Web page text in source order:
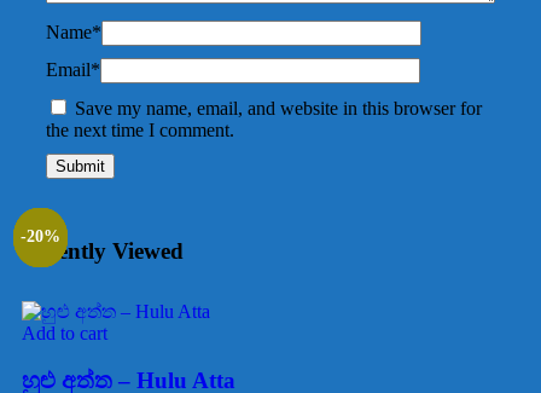
Name*
Email*
Save my name, email, and website in this browser for
the next time I comment.
Recently Viewed
-20%
Add to cart
හුළු අත්ත – Hulu Atta
-25%
-20%
-20%
-20%